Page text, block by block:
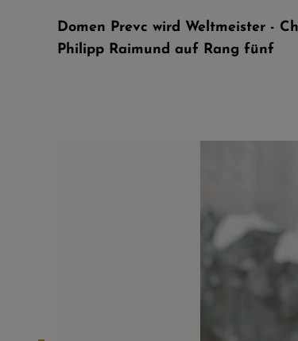
Domen Prevc wird Weltmeister -
Philipp Raimund auf Rang fünf